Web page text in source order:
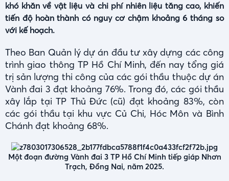
khó khăn về vật liệu và chi phí nhiên liệu tăng cao, khiến
tiến độ hoàn thành có nguy cơ chậm khoảng 6 tháng so
với kế hoạch.
Theo Ban Quản lý dự án đầu tư xây dựng các công
trình giao thông TP Hồ Chí Minh, đến nay tổng giá
trị sản lượng thi công của các gói thầu thuộc dự án
Vành đai 3 đạt khoảng 76%. Trong đó, các gói thầu
xây lắp tại TP Thủ Đức (cũ) đạt khoảng 83%, còn
các gói thầu tại khu vực Củ Chi, Hóc Môn và Bình
Chánh đạt khoảng 68%.
Một đoạn đường Vành đai 3 TP Hồ Chí Minh tiếp giáp Nhơn
Trạch, Đồng Nai, năm 2025.